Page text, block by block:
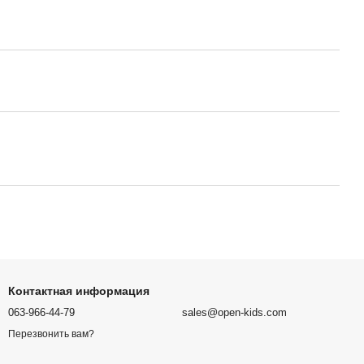
Контактная информация
063-966-44-79
Перезвонить вам?
sales@open-kids.com